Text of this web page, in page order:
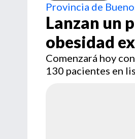
Provincia de
Lanzan un
obesidad
Comenzará hoy
130 pacientes en